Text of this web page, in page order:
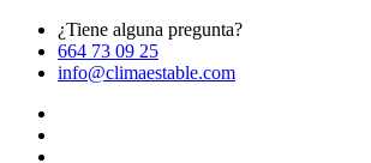
¿Tiene alguna pregunta?
664 73 09 25
info@climaestable.com